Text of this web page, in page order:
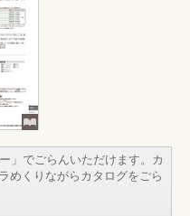
」でごらんいただけます。カ
めくりながらカタログをごら